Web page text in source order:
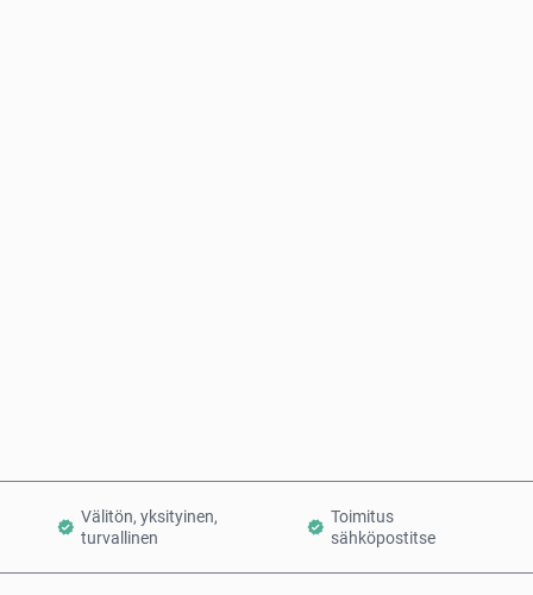
Välitön, yksityinen,
turvallinen
Toimitus
sähköpostitse